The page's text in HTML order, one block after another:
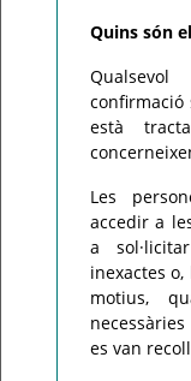
Quins són
confirmació
està
Les
accedir a
a
inexactes
motius,
es van